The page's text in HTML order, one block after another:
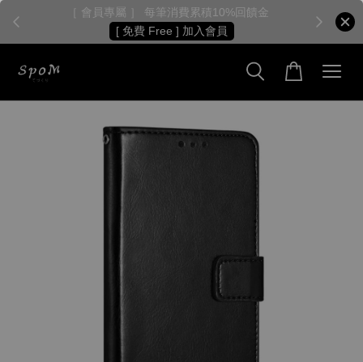
［ 會員專屬 ］ 每筆消費累積10%回饋金
[ 免費 Free ] 加入會員